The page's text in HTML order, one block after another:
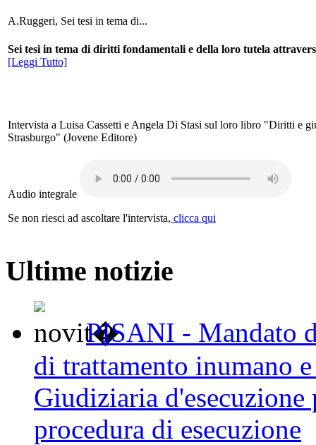
A.Ruggeri, Sei tesi in tema di...
Sei tesi in tema di diritti fondamentali e della loro tutela
[Leggi Tutto]
Intervista a Luisa Cassetti e Angela Di Stasi sul loro libro "Diritti e
Strasburgo" (Jovene Editore)
Audio integrale
Se non riesci ad ascoltare l'intervista, clicca qui
Ultime notizie
PISANI - Mandato
di trattamento inumano
Giudiziaria
procedura di esecuzione